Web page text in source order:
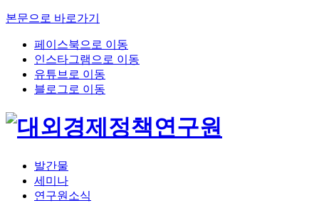
본문으로 바로가기
페이스북으로 이동
인스타그램으로 이동
유튜브로 이동
블로그로 이동
발간물
세미나
연구원소식